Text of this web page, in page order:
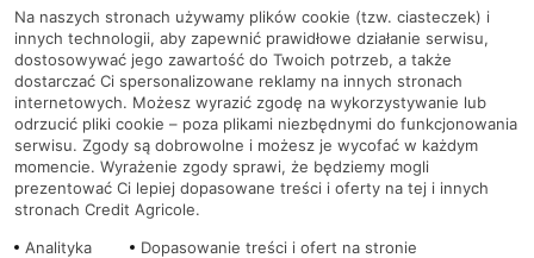
RODO
Regulamin serwisu
Mapa serwisu
PolitykaCookies
Na naszych stronach używamy plików cookie (tzw. ciasteczek) i
innych technologii, aby zapewnić prawidłowe działanie serwisu,
dostosowywać jego zawartość do Twoich potrzeb, a także
dostarczać Ci spersonalizowane reklamy na innych stronach
internetowych. Możesz wyrazić zgodę na wykorzystywanie lub
odrzucić pliki cookie – poza plikami niezbędnymi do funkcjonowania
serwisu. Zgody są dobrowolne i możesz je wycofać w każdym
momencie. Wyrażenie zgody sprawi, że będziemy mogli
prezentować Ci lepiej dopasowane treści i oferty na tej i innych
stronach Credit Agricole.
Analityka
Dopasowanie treści i ofert na stronie